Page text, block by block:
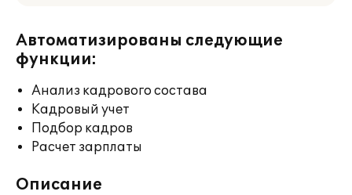
Автоматизированы следующие
функции:
Анализ кадрового состава
Кадровый учет
Подбор кадров
Расчет зарплаты
Описание